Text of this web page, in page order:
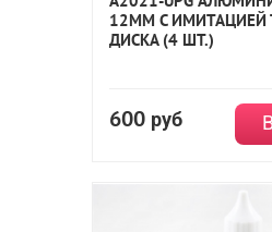
12ММ С ИМИТАЦИЕЙ
ДИСКА (4 ШТ.)
600 руб